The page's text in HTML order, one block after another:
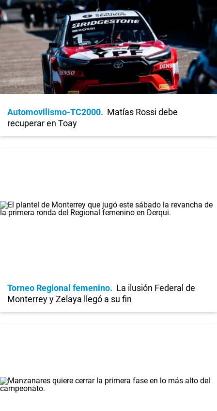
Automovilismo-TC2000
Matías Rossi debe
recuperar en Toay
Torneo Regional femenino
La ilusión Federal de
Monterrey y Zelaya llegó a su fin